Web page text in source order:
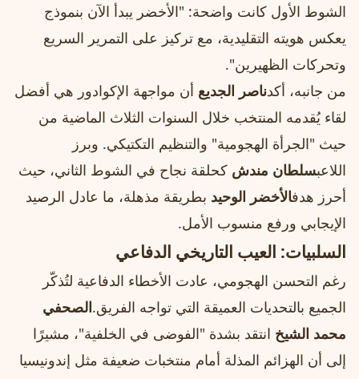
الشوط الأول كانت واضحة: "الأخضر يبدأ الآن بنموذج
يعكس هويته التقليدية، مع تركيز على التمرير السريع
وتحركات الظهيرين".
من جانبه، أكدناصر الجديع أن مواجهة الإكوادور هي أفضل
لقاء يُقدمه المنتخب خلال السنوات الثلاث الماضية من
حيث "الجرأة الهجومية" والتنظيم التكتيكي. وبرز
اللاعبسلطان مندش كحلقة نجاح في الشوط الثاني، حيث
أحرز هدفالأخضر الوحيد بطريقة مذهلة، ما عادل الرصيد
الإيجابي ورفع منسوب الأمل.
السلبيات: العيب التاريخي الدفاعي
رغم التحسن الهجومي، عادت الأخطاء الدفاعية لتُذكّر
الجميع بالتحديات العميقة التي تواجه الفريق.الصحفي
محمد الشيخ انتقد بشدة "الفوضى في الخلفية"، مشيرًا
إلى أن الهزائم المذلة أمام منتخبات ضعيفة مثل إندونيسيا